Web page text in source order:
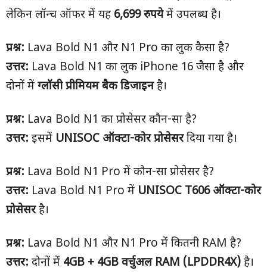
लेकिन लॉन्च ऑफर में यह 6,699रुपयेमें उपलब्ध है।
प्रश्न: Lava Bold N1 और N1 Pro का लुक कैसा है?
उत्तर: Lava Bold N1 का लुक iPhone 16 जैसा है और
दोनों में ग्लॉसी प्रीमियम बैक डिजाइनहै।
प्रश्न: Lava Bold N1 का प्रोसेसर कौन-सा है?
उत्तर: इसमें UNISOC ऑक्टा-कोर प्रोसेसरदिया गया है।
प्रश्न: Lava Bold N1 Pro में कौन-सा प्रोसेसर है?
उत्तर: Lava Bold N1 Pro में UNISOC T606 ऑक्टा-कोर
प्रोसेसरहै।
प्रश्न: Lava Bold N1 और N1 Pro में कितनी RAM है?
उत्तर: दोनों में 4GB + 4GB वर्चुअल RAM (LPDDR4X) है।